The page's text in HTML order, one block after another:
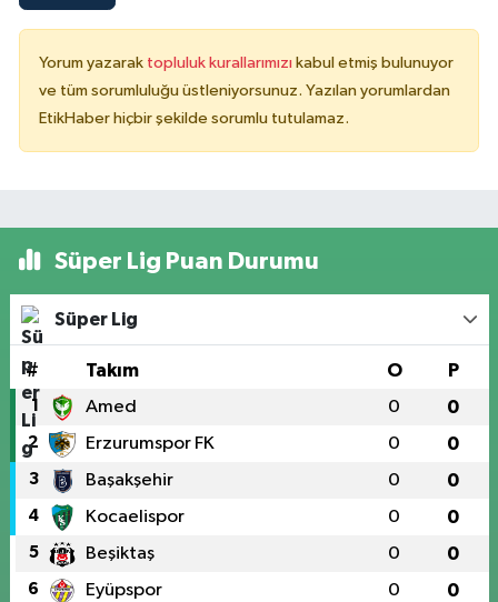
Yorum yazarak topluluk kurallarımızı kabul etmiş bulunuyor
ve tüm sorumluluğu üstleniyorsunuz. Yazılan yorumlardan
EtikHaber hiçbir şekilde sorumlu tutulamaz.
Süper Lig Puan Durumu
Süper Lig
# Takım O P
1 Amed 0 0
2 Erzurumspor FK 0 0
3 Başakşehir 0 0
4 Kocaelispor 0 0
5 Beşiktaş 0 0
6 Eyüpspor 0 0